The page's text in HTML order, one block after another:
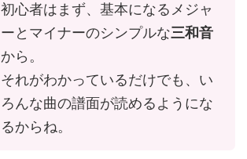
初心者はまず、基本になるメジャ
ーとマイナーのシンプルな三和音
から。
それがわかっているだけでも、い
ろんな曲の譜面が読めるようにな
るからね。